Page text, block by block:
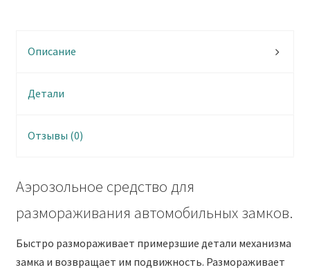
Описание
Детали
Отзывы (0)
Аэрозольное средство для
размораживания автомобильных замков.
Быстро размораживает примерзшие детали механизма
замка и возвращает им подвижность. Размораживает